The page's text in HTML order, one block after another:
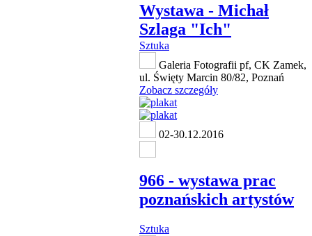
Wystawa - Michał
Szlaga "Ich"
Sztuka
Galeria Fotografii pf, CK Zamek,
ul. Święty Marcin 80/82, Poznań
Zobacz szczegóły
02-30.12.2016
966 - wystawa prac
poznańskich artystów
Sztuka